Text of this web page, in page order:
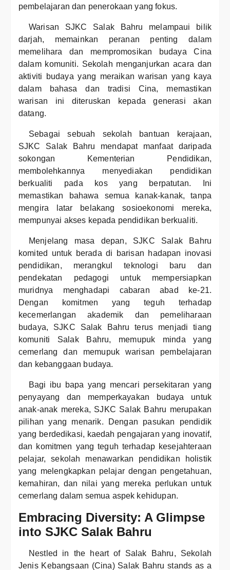
pembelajaran dan penerokaan yang fokus.
Warisan SJKC Salak Bahru melampaui bilik
darjah, memainkan peranan penting dalam
memelihara dan mempromosikan budaya Cina
dalam komuniti. Sekolah menganjurkan acara dan
aktiviti budaya yang meraikan warisan yang kaya
dalam bahasa dan tradisi Cina, memastikan
warisan ini diteruskan kepada generasi akan
datang.
Sebagai sebuah sekolah bantuan kerajaan,
SJKC Salak Bahru mendapat manfaat daripada
sokongan Kementerian Pendidikan,
membolehkannya menyediakan pendidikan
berkualiti pada kos yang berpatutan. Ini
memastikan bahawa semua kanak-kanak, tanpa
mengira latar belakang sosioekonomi mereka,
mempunyai akses kepada pendidikan berkualiti.
Menjelang masa depan, SJKC Salak Bahru
komited untuk berada di barisan hadapan inovasi
pendidikan, merangkul teknologi baru dan
pendekatan pedagogi untuk mempersiapkan
muridnya menghadapi cabaran abad ke-21.
Dengan komitmen yang teguh terhadap
kecemerlangan akademik dan pemeliharaan
budaya, SJKC Salak Bahru terus menjadi tiang
komuniti Salak Bahru, memupuk minda yang
cemerlang dan memupuk warisan pembelajaran
dan kebanggaan budaya.
Bagi ibu bapa yang mencari persekitaran yang
penyayang dan memperkayakan budaya untuk
anak-anak mereka, SJKC Salak Bahru merupakan
pilihan yang menarik. Dengan pasukan pendidik
yang berdedikasi, kaedah pengajaran yang inovatif,
dan komitmen yang teguh terhadap kesejahteraan
pelajar, sekolah menawarkan pendidikan holistik
yang melengkapkan pelajar dengan pengetahuan,
kemahiran, dan nilai yang mereka perlukan untuk
cemerlang dalam semua aspek kehidupan.
Embracing Diversity: A Glimpse
into SJKC Salak Bahru
Nestled in the heart of Salak Bahru, Sekolah
Jenis Kebangsaan (Cina) Salak Bahru stands as a